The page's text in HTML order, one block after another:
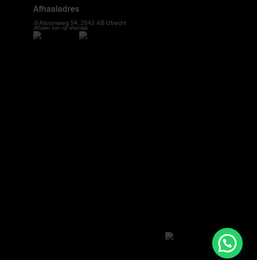
Afhaaladres
Atoomweg 54, 3542 AB Utrecht
Afhalen kan op afspraak